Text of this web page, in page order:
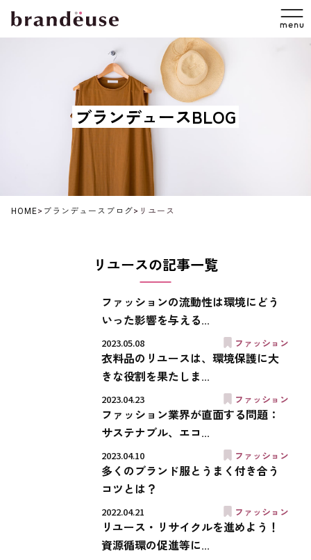
ブランデュースBLOG
HOME> ブランデュースブログ> リユース
リユースの記事一覧
ファッションの流動性は環境にどう
いった影響を与える...
2023.05.08
ファッション
衣料品のリユースは、環境保護に大
きな役割を果たしま...
2023.04.23
ファッション
ファッション業界が直面する問題：
サステナブル、エコ...
2023.04.10
ファッション
多くのブランド服とうまく付き合う
コツとは？
2022.04.21
ファッション
リユース・リサイクルを進めよう！
資源循環の促進等に...